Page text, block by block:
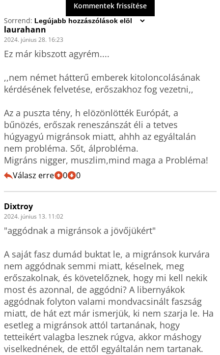
Kommentek frissítése
Sorrend:
laurahann
2024. június 28. 16:23
Ez már kibszott agyrém....
,,nem német hátterű emberek kitoloncolásának
kérdésének felvetése, erőszakhoz fog vezetni,,
Az a puszta tény, h elözönlötték Európát, a
bűnözés, erőszak reneszánszát éli a tetves
húgyagyú migránsok miatt, ahhh az egyáltalán
nem probléma. Sőt, álprobléma.
Válasz erre 0 0
Dixtroy
2024. június 13. 11:02
"aggódnak a migránsok a jövőjükért"
A saját fasz dumád buktat le, a migránsok kurvára
nem aggódnak semmi miatt, késelnek, meg
erőszakolnak, és követelőznek, hogy mi kell nekik
most és azonnal, de aggódni? A libernyákok
aggódnak folyton valami mondvacsinált faszság
miatt, de hát ezt már ismerjük, ki nem szarja le. Ha
esetleg a migránsok attól tartanának, hogy
tetteikért valagba lesznek rúgva, akkor máshogy
viselkednének, de ettől egyáltalán nem tartanak.